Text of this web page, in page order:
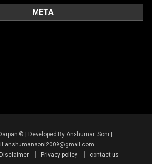
META
Disclaimer Privacy policy contact-us